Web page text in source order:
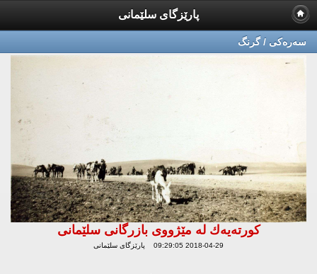
پارێزگای سلێمانی
سه‌ره‌كی / گرنگ
كورته‌یه‌ك له‌ مێژووی بازرگانی سلێمانی
2018-04-29 09:29:05 پارێزگای سلێمانی